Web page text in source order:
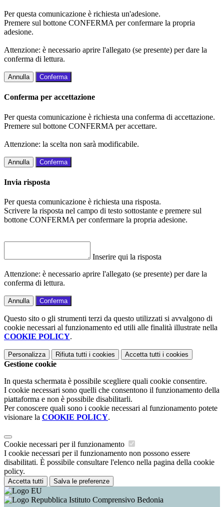
Per questa comunicazione è richiesta un'adesione.
Premere sul bottone CONFERMA per confermare la propria
adesione.
Attenzione: è necessario aprire l'allegato (se presente) per dare la
conferma di lettura.
Annulla Conferma
Conferma per accettazione
Per questa comunicazione è richiesta una conferma di accettazione.
Premere sul bottone CONFERMA per accettare.
Attenzione: la scelta non sarà modificabile.
Annulla Conferma
Invia risposta
Per questa comunicazione è richiesta una risposta.
Scrivere la risposta nel campo di testo sottostante e premere sul
bottone CONFERMA per confermare la propria adesione.
Inserire qui la risposta
Attenzione: è necessario aprire l'allegato (se presente) per dare la
conferma di lettura.
Annulla Conferma
Questo sito o gli strumenti terzi da questo utilizzati si avvalgono di
cookie necessari al funzionamento ed utili alle finalità illustrate nella
COOKIE POLICY.
Personalizza Rifiuta tutti i cookies Accetta tutti i cookies
Gestione cookie
In questa schermata è possibile scegliere quali cookie consentire.
I cookie necessari sono quelli che consentono il funzionamento della
piattaforma e non è possibile disabilitarli.
Per conoscere quali sono i cookie necessari al funzionamento potete
visionare la COOKIE POLICY.
Cookie necessari per il funzionamento
I cookie necessari per il funzionamento non possono essere
disabilitati. È possibile consultare l'elenco nella pagina della cookie
policy.
Accetta tutti Salva le preferenze
Istituto Comprensivo Bedonia